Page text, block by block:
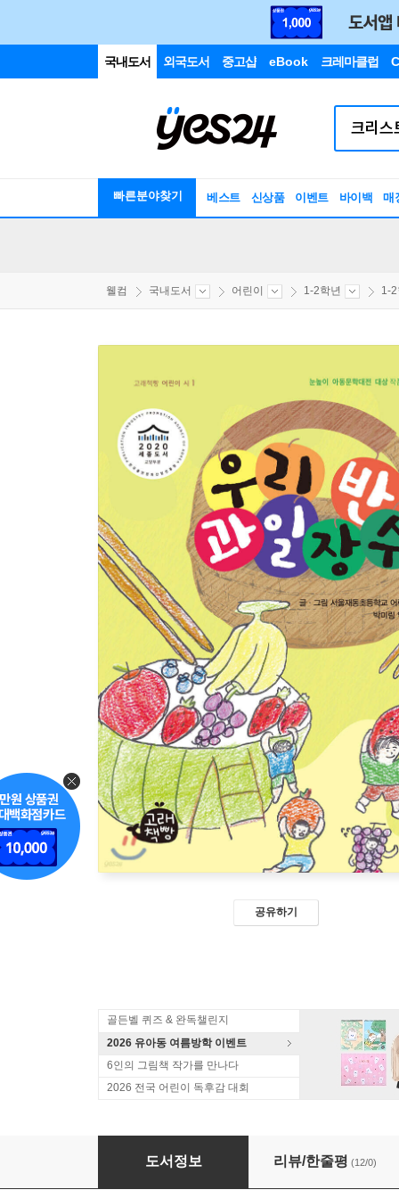
국내도서 외국도서 중고샵 eBook 크레마클럽
빠른분야찾기 베스트 신상품 이벤트 바이백 매
웰컴 국내도서 어린이 1-2학년 1-
공유하기
골든벨 퀴즈 & 완독챌린지
2026 유아동 여름방학 이벤트
6인의 그림책 작가를 만나다
2026 전국 어린이 독후감 대회
우리 반 과일장수
도서정보 리뷰/한줄평 (12/0)